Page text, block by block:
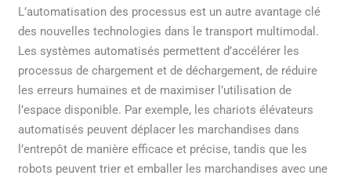
L’automatisation des processus est un autre avantage clé
des nouvelles technologies dans le transport multimodal.
Les systèmes automatisés permettent d’accélérer les
processus de chargement et de déchargement, de réduire
les erreurs humaines et de maximiser l’utilisation de
l’espace disponible. Par exemple, les chariots élévateurs
automatisés peuvent déplacer les marchandises dans
l’entrepôt de manière efficace et précise, tandis que les
robots peuvent trier et emballer les marchandises avec une